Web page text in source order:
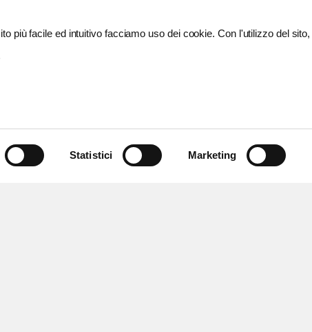
più facile ed intuitivo facciamo uso dei cookie. Con l'utilizzo del sito,
Statistici Marketing